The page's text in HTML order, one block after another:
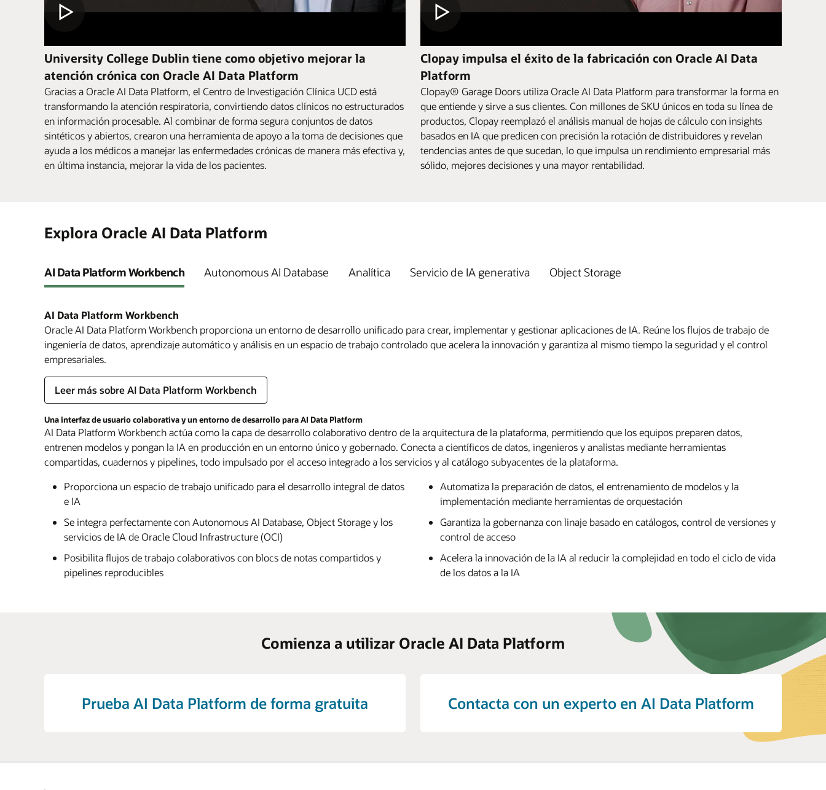
University College Dublin tiene como objetivo mejorar la
atención crónica con Oracle AI Data Platform
Gracias a Oracle AI Data Platform, el Centro de Investigación Clínica UCD está
transformando la atención respiratoria, convirtiendo datos clínicos no estructurados
en información procesable. Al combinar de forma segura conjuntos de datos
sintéticos y abiertos, crearon una herramienta de apoyo a la toma de decisiones que
ayuda a los médicos a manejar las enfermedades crónicas de manera más efectiva y,
en última instancia, mejorar la vida de los pacientes.
Clopay impulsa el éxito de la fabricación con Oracle AI Data
Platform
Clopay® Garage Doors utiliza Oracle AI Data Platform para transformar la forma en
que entiende y sirve a sus clientes. Con millones de SKU únicos en toda su línea de
productos, Clopay reemplazó el análisis manual de hojas de cálculo con insights
basados en IA que predicen con precisión la rotación de distribuidores y revelan
tendencias antes de que sucedan, lo que impulsa un rendimiento empresarial más
sólido, mejores decisiones y una mayor rentabilidad.
Explora Oracle AI Data Platform
AI Data Platform Workbench Autonomous AI Database Analítica Servicio de IA generativa Object Storage
AI Data Platform Workbench
Oracle AI Data Platform Workbench proporciona un entorno de desarrollo unificado para crear, implementar y gestionar aplicaciones de IA. Reúne los flujos de trabajo de
ingeniería de datos, aprendizaje automático y análisis en un espacio de trabajo controlado que acelera la innovación y garantiza al mismo tiempo la seguridad y el control
empresariales.
Leer más sobre AI Data Platform Workbench
Una interfaz de usuario colaborativa y un entorno de desarrollo para AI Data Platform
AI Data Platform Workbench actúa como la capa de desarrollo colaborativo dentro de la arquitectura de la plataforma, permitiendo que los equipos preparen datos,
entrenen modelos y pongan la IA en producción en un entorno único y gobernado. Conecta a científicos de datos, ingenieros y analistas mediante herramientas
compartidas, cuadernos y pipelines, todo impulsado por el acceso integrado a los servicios y al catálogo subyacentes de la plataforma.
Proporciona un espacio de trabajo unificado para el desarrollo integral de datos
e IA
Se integra perfectamente con Autonomous AI Database, Object Storage y los
servicios de IA de Oracle Cloud Infrastructure (OCI)
Posibilita flujos de trabajo colaborativos con blocs de notas compartidos y
pipelines reproducibles
Automatiza la preparación de datos, el entrenamiento de modelos y la
implementación mediante herramientas de orquestación
Garantiza la gobernanza con linaje basado en catálogos, control de versiones y
control de acceso
Acelera la innovación de la IA al reducir la complejidad en todo el ciclo de vida
de los datos a la IA
Comienza a utilizar Oracle AI Data Platform
Prueba AI Data Platform de forma gratuita Contacta con un experto en AI Data Platform